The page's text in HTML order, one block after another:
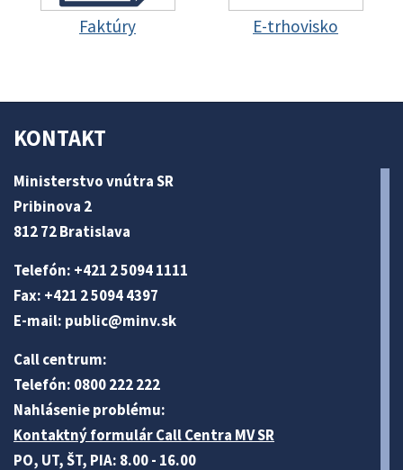
Faktúry E-trhovisko
KONTAKT
Ministerstvo vnútra SR
Pribinova 2
812 72 Bratislava
Telefón: +421 2 5094 1111
Fax: +421 2 5094 4397
E-mail: public@minv.sk
Call centrum:
Telefón: 0800 222 222
Nahlásenie problému:
Kontaktný formulár Call Centra MV SR
PO, UT, ŠT, PIA: 8.00 - 16.00